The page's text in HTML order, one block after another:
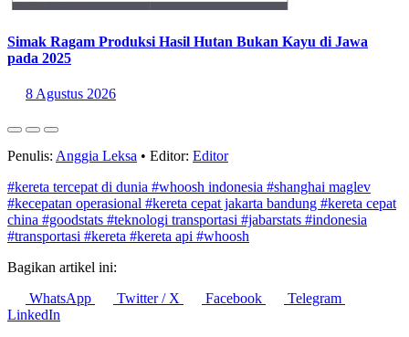
Simak Ragam Produksi Hasil Hutan Bukan Kayu di Jawa
pada 2025
8 Agustus 2026
Penulis: Anggia Leksa • Editor: Editor
#kereta tercepat di dunia #whoosh indonesia #shanghai maglev
#kecepatan operasional #kereta cepat jakarta bandung #kereta cepat
china #goodstats #teknologi transportasi #jabarstats #indonesia
#transportasi #kereta #kereta api #whoosh
Bagikan artikel ini:
WhatsApp
Twitter / X Facebook
Telegram
LinkedIn